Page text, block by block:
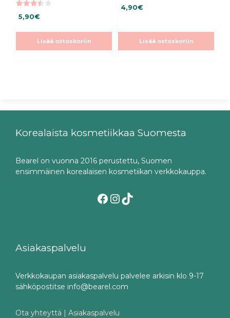
5:stä
5,90€
Lisää ostoskoriin
5:stä
4,90€
Lisää ostoskoriin
Korealaista kosmetiikkaa Suomesta
Bearel on vuonna 2016 perustettu, Suomen
ensimmäinen korealaisen kosmetiikan verkkokauppa.
Facebook
Instagram
TikTok
Asiakaspalvelu
Verkkokaupan asiakaspalvelu palvelee arkisin klo 9-17
sähköpostitse info@bearel.com
Ota yhteyttä | Asiakaspalvelu